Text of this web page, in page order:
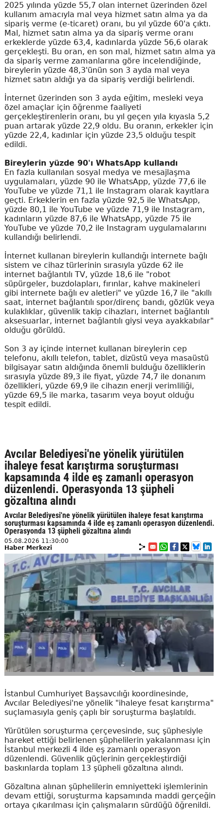
2025 yılında yüzde 55,7 olan internet üzerinden özel
kullanım amacıyla mal veya hizmet satın alma ya da
sipariş verme (e-ticaret) oranı, bu yıl yüzde 60'a çıktı.
Mal, hizmet satın alma ya da sipariş verme oranı
erkeklerde yüzde 63,4, kadınlarda yüzde 56,6 olarak
gerçekleşti. Bu oran, en son mal, hizmet satın alma ya
da sipariş verme zamanlarına göre incelendiğinde,
bireylerin yüzde 48,3'ünün son 3 ayda mal veya
hizmet satın aldığı ya da sipariş verdiği belirlendi.
İnternet üzerinden son 3 ayda eğitim, mesleki veya
özel amaçlar için öğrenme faaliyeti
gerçekleştirenlerin oranı, bu yıl geçen yıla kıyasla 5,2
puan artarak yüzde 22,9 oldu. Bu oranın, erkekler için
yüzde 22,4, kadınlar için yüzde 23,5 olduğu tespit
edildi.
Bireylerin yüzde 90'ı WhatsApp kullandı
En fazla kullanılan sosyal medya ve mesajlaşma
uygulamaları, yüzde 90 ile WhatsApp, yüzde 77,6 ile
YouTube ve yüzde 71,1 ile Instagram olarak kayıtlara
geçti. Erkeklerin en fazla yüzde 92,5 ile WhatsApp,
yüzde 80,1 ile YouTube ve yüzde 71,9 ile Instagram,
kadınların yüzde 87,6 ile WhatsApp, yüzde 75 ile
YouTube ve yüzde 70,2 ile Instagram uygulamalarını
kullandığı belirlendi.
İnternet kullanan bireylerin kullandığı internete bağlı
sistem ve cihaz türlerinin sırasıyla yüzde 62 ile
internet bağlantılı TV, yüzde 18,6 ile "robot
süpürgeler, buzdolapları, fırınlar, kahve makineleri
gibi internete bağlı ev aletleri" ve yüzde 16,7 ile "akıllı
saat, internet bağlantılı spor/direnç bandı, gözlük veya
kulaklıklar, güvenlik takip cihazları, internet bağlantılı
aksesuarlar, internet bağlantılı giysi veya ayakkabılar"
olduğu görüldü.
Son 3 ay içinde internet kullanan bireylerin cep
telefonu, akıllı telefon, tablet, dizüstü veya masaüstü
bilgisayar satın aldığında önemli bulduğu özelliklerin
sırasıyla yüzde 89,3 ile fiyat, yüzde 74,7 ile donanım
özellikleri, yüzde 69,9 ile cihazın enerji verimliliği,
yüzde 69,5 ile marka, tasarım veya boyut olduğu
tespit edildi.
Avcılar Belediyesi'ne yönelik yürütülen
ihaleye fesat karıştırma soruşturması
kapsamında 4 ilde eş zamanlı operasyon
düzenlendi. Operasyonda 13 şüpheli
gözaltına alındı
Avcılar Belediyesi'ne yönelik yürütülen ihaleye fesat karıştırma
soruşturması kapsamında 4 ilde eş zamanlı operasyon düzenlendi.
Operasyonda 13 şüpheli gözaltına alındı
05.08.2026 11:30:00
Haber Merkezi
İstanbul Cumhuriyet Başsavcılığı koordinesinde,
Avcılar Belediyesi'ne yönelik "ihaleye fesat karıştırma"
suçlamasıyla geniş çaplı bir soruşturma başlatıldı.
Yürütülen soruşturma çerçevesinde, suç şüphesiyle
hareket ettiği belirlenen şüphelilerin yakalanması için
İstanbul merkezli 4 ilde eş zamanlı operasyon
düzenlendi. Güvenlik güçlerinin gerçekleştirdiği
baskınlarda toplam 13 şüpheli gözaltına alındı.
Gözaltına alınan şüphelilerin emniyetteki işlemlerinin
devam ettiği, soruşturma kapsamında maddi gerçeğin
ortaya çıkarılması için çalışmaların sürdüğü öğrenildi.